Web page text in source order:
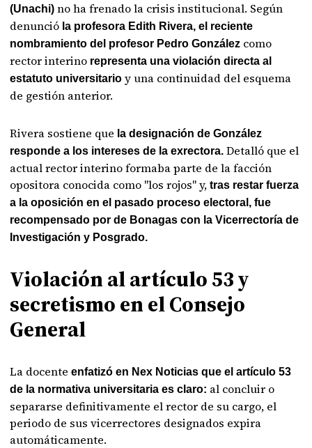
(Unachi)no ha frenado la crisis institucional. Según
denunció la profesora Edith Rivera, el reciente
nombramiento del profesor Pedro González como
rector interino representa una violación directa al
estatuto universitarioy una continuidad del esquema
de gestión anterior.
Rivera sostiene que la designación de González
responde a los intereses de la exrectora.Detalló que el
actual rector interino formaba parte de la facción
opositora conocida como "los rojos" y,tras restar fuerza
a la oposición en el pasado proceso electoral, fue
recompensado por de Bonagas con la Vicerrectoría de
Investigación y Posgrado.
Violación al artículo 53 y
secretismo en el Consejo
General
La docenteenfatizó en Nex Noticias que el artículo 53
de la normativa universitaria es claro: al concluir o
separarse definitivamente el rector de su cargo, el
periodo de sus vicerrectores designados expira
automáticamente.